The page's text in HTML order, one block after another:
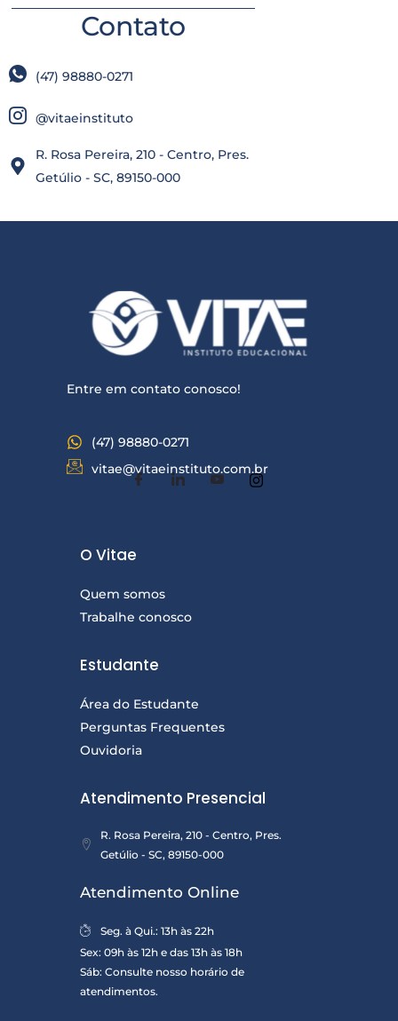
Contato
(47) 98880-0271
@vitaeinstituto
R. Rosa Pereira, 210 - Centro, Pres.
Getúlio - SC, 89150-000​
Entre em contato conosco!
(47) 98880-0271
vitae@vitaeinstituto.com.br
O Vitae
Quem somos
Trabalhe conosco
Estudante
Área do Estudante
Perguntas Frequentes
Ouvidoria
Atendimento Presencial
R. Rosa Pereira, 210 - Centro, Pres.
Getúlio - SC, 89150-000
Atendimento Online
Seg. à Qui.: 13h às 22h
Sex: 09h às 12h e das 13h às 18h
Sáb: Consulte nosso horário de
atendimentos.